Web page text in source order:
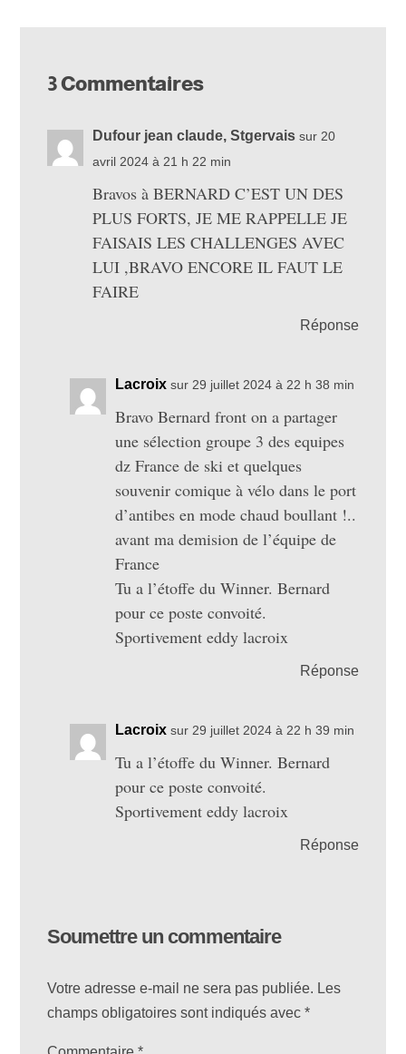
3 Commentaires
Dufour jean claude, Stgervais sur 20
avril 2024 à 21 h 22 min
Bravos à BERNARD C’EST UN DES
PLUS FORTS, JE ME RAPPELLE JE
FAISAIS LES CHALLENGES AVEC
LUI ,BRAVO ENCORE IL FAUT LE
FAIRE
Réponse
Lacroix sur 29 juillet 2024 à 22 h 38 min
Bravo Bernard front on a partager
une sélection groupe 3 des equipes
dz France de ski et quelques
souvenir comique à vélo dans le port
d’antibes en mode chaud boullant !..
avant ma demision de l’équipe de
France
Tu a l’étoffe du Winner. Bernard
pour ce poste convoité.
Sportivement eddy lacroix
Réponse
Lacroix sur 29 juillet 2024 à 22 h 39 min
Tu a l’étoffe du Winner. Bernard
pour ce poste convoité.
Sportivement eddy lacroix
Réponse
Soumettre un commentaire
Votre adresse e-mail ne sera pas publiée. Les
champs obligatoires sont indiqués avec*